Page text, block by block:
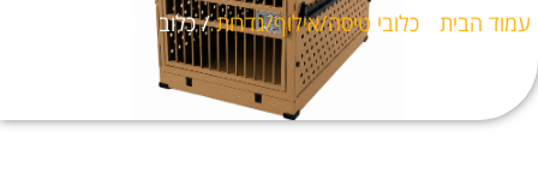
עמוד הבית כלובי טיסה/אילוף/גדרות/ כלוב אלומיניום מתקפל